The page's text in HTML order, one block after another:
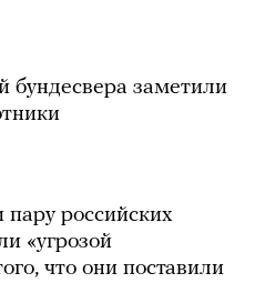
бундесвера заметили
российских
«угрозой
что они поставили